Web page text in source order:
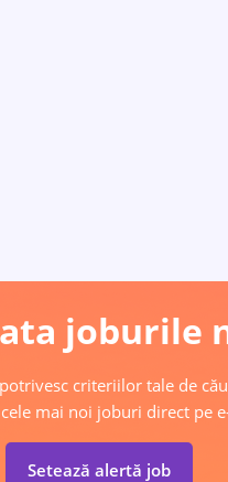
joburile
criteriilor tale de
mai noi joburi direct pe
Setează alertă job